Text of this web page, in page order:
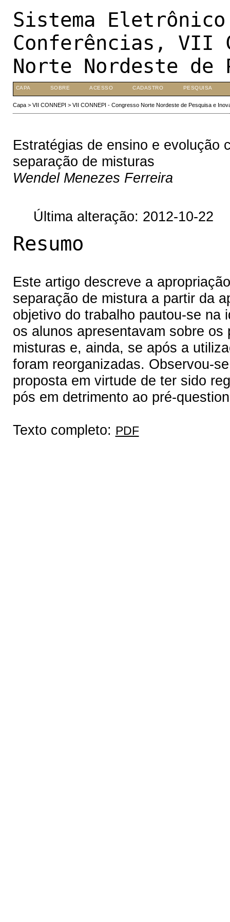
Sistema
Conferências, VII
Norte Nordeste de
CAPA SOBRE ACESSO CADASTRO PESQUISA
Capa> VII CONNEPI > VII CONNEPI - Congresso Norte Nordeste de Pesquisa e
Estratégias de ensino e evolução
separação de misturas
Wendel Menezes Ferreira
Última alteração: 2012-10-22
Resumo
Este artigo descreve a
separação de mistura a partir da
objetivo do trabalho pautou-se na
os alunos apresentavam sobre
misturas e, ainda, se após a
foram reorganizadas. Observou-
proposta em virtude de ter sido
pós em detrimento ao pré-
Texto completo: PDF